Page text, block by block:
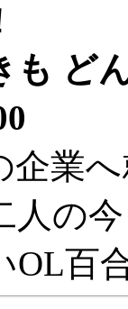
も ど
企業
人の
OL百